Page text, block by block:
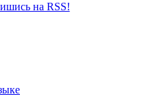
на RSS!